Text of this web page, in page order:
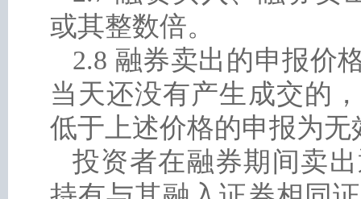
或其整数倍。
2.8 融券卖出的申报价
当天还没有产生成交的
低于上述价格的申报为无
投资者在融券期间卖